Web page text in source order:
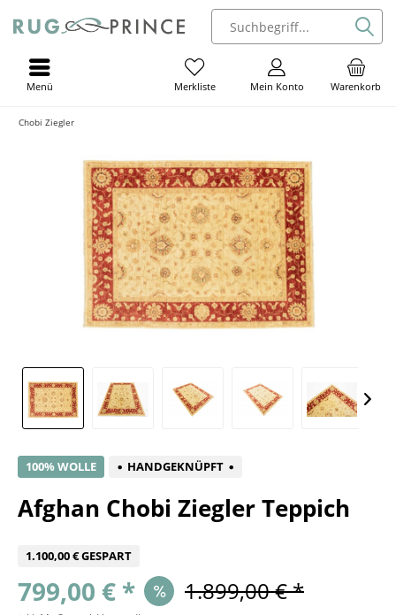
Warenkorb
Mein Konto
Merkliste
Menü
Chobi Ziegler
100% WOLLE HANDGEKNÜPFT
Afghan Chobi Ziegler Teppich
1.100,00 € GESPART
799,00 € * 1.899,00 € *